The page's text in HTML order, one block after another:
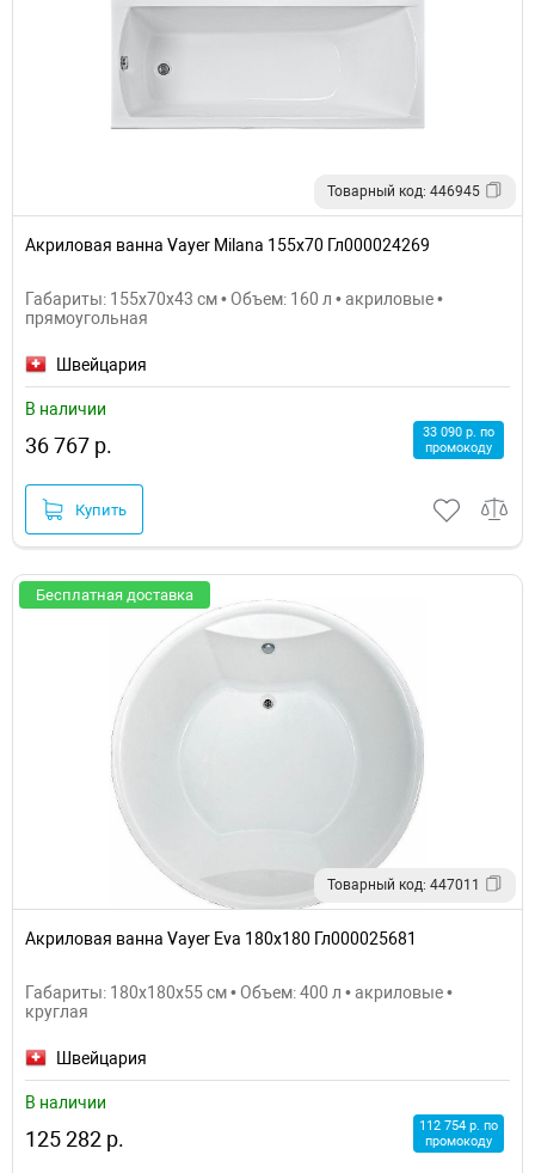
Товарный код: 446945
Акриловая ванна Vayer Milana 155x70 Гл000024269
Габариты: 155x70x43 см • Объем: 160 л • акриловые •
прямоугольная
Швейцария
В наличии
36 767 р.
33 090 р. по
промокоду
Купить
Бесплатная доставка
Товарный код: 447011
Акриловая ванна Vayer Eva 180x180 Гл000025681
Габариты: 180x180x55 см • Объем: 400 л • акриловые •
круглая
Швейцария
В наличии
125 282 р.
112 754 р. по
промокоду